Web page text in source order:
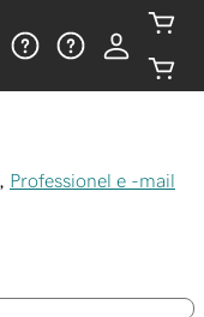
Professionel e -mail